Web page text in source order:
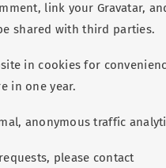
link your Gravatar,
shared with third parties.
in cookies for
in one year.
anonymous traffic
please contact